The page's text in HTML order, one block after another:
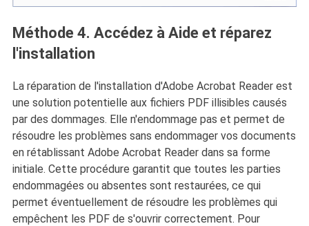
Méthode 4. Accédez à Aide et réparez
l'installation
La réparation de l'installation d'Adobe Acrobat Reader est
une solution potentielle aux fichiers PDF illisibles causés
par des dommages. Elle n'endommage pas et permet de
résoudre les problèmes sans endommager vos documents
en rétablissant Adobe Acrobat Reader dans sa forme
initiale. Cette procédure garantit que toutes les parties
endommagées ou absentes sont restaurées, ce qui
permet éventuellement de résoudre les problèmes qui
empêchent les PDF de s'ouvrir correctement. Pour